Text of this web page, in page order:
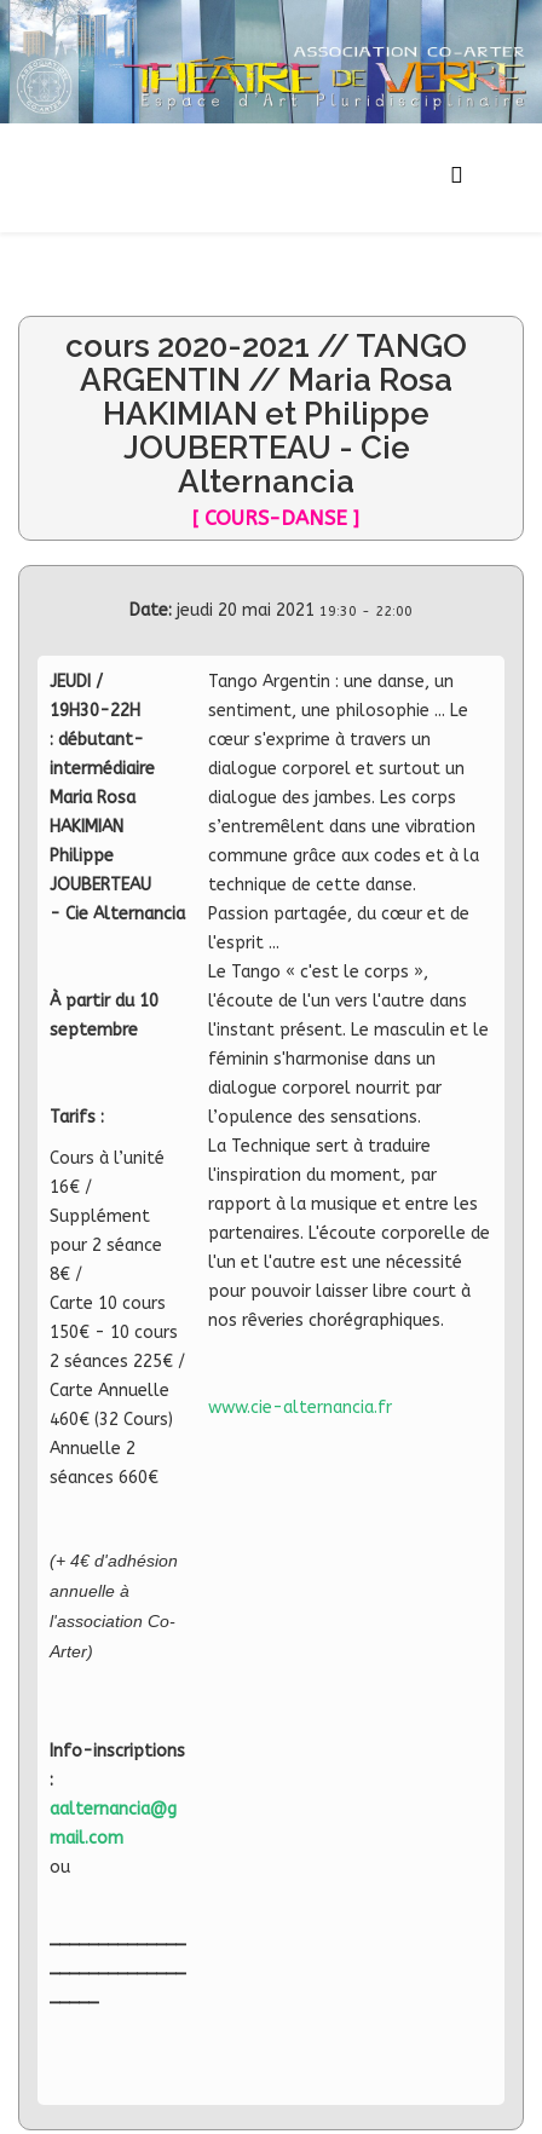
cours 2020-2021 // TANGO
ARGENTIN // Maria Rosa
HAKIMIAN et Philippe
JOUBERTEAU - Cie
Alternancia
[ COURS-DANSE ]
Date: jeudi 20 mai 2021 19:30 - 22:00
JEUDI /
19H30-22H
: débutant-
intermédiaire
Maria Rosa
HAKIMIAN
Philippe
JOUBERTEAU
- Cie Alternancia
À partir du 10
septembre
Tarifs :
Cours à l’unité
16€ /
Supplément
pour 2 séance
8€ /
Carte 10 cours
150€ - 10 cours
2 séances 225€ /
Carte Annuelle
460€ (32 Cours)
Annuelle 2
séances 660€
(+ 4€ d'adhésion
annuelle à
l'association Co-
Arter)
Info-inscriptions
:
aalternancia@g
mail.com
ou
Tango Argentin : une danse, un
sentiment, une philosophie ... Le
cœur s'exprime à travers un
dialogue corporel et surtout un
dialogue des jambes. Les corps
s’entremêlent dans une vibration
commune grâce aux codes et à la
technique de cette danse.
Passion partagée, du cœur et de
l'esprit ...
Le Tango « c'est le corps »,
l'écoute de l'un vers l'autre dans
l'instant présent. Le masculin et le
féminin s'harmonise dans un
dialogue corporel nourrit par
l’opulence des sensations.
La Technique sert à traduire
l'inspiration du moment, par
rapport à la musique et entre les
partenaires. L'écoute corporelle de
l'un et l'autre est une nécessité
pour pouvoir laisser libre court à
nos rêveries chorégraphiques.
www.cie-alternancia.fr